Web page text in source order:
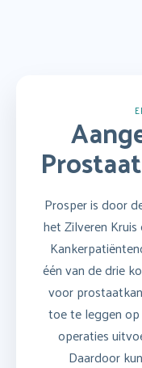
Prosper is door
het Zilveren
één van de drie
voor
toe te leggen op
operaties
Daardoor